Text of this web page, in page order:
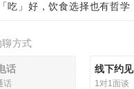
吃」好，饮食选择也有哲学
方式
话
话
线下约见
1对1面谈